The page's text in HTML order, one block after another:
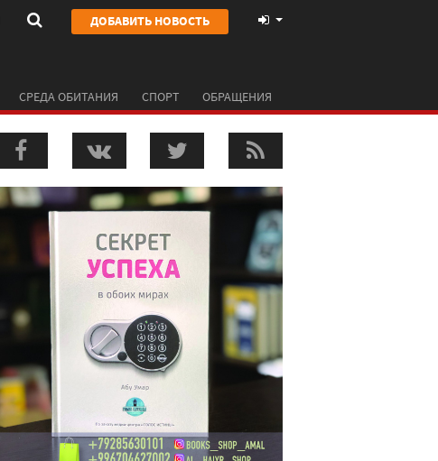
ДОБАВИТЬ НОВОСТЬ
СРЕДА ОБИТАНИЯ СПОРТ ОБРАЩЕНИЯ